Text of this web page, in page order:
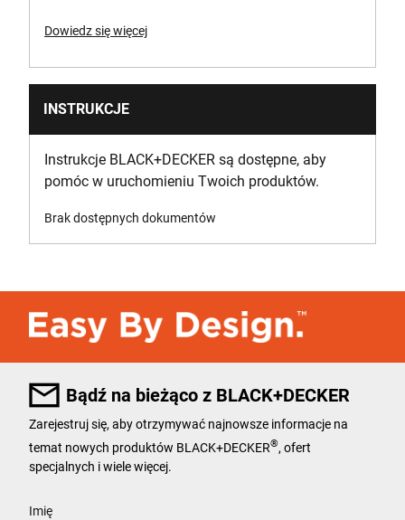
Wysokość produktu [mm]
345
Waga produktu brutto [Kg]
2.66
Szerokość produktu [mm]
105
Voltage [V]
18
Dowiedz się więcej
INSTRUKCJE
Instrukcje BLACK+DECKER są dostępne, aby
pomóc w uruchomieniu Twoich produktów.
Brak dostępnych dokumentów
Bądź na bieżąco z BLACK+DECKER
Zarejestruj się, aby otrzymywać najnowsze informacje na
temat nowych produktów BLACK+DECKER® , ofert
specjalnych i wiele więcej.
Imię